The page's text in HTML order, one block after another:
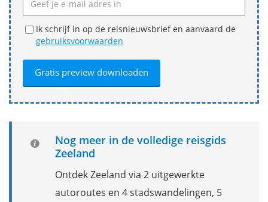
Ik schrijf in op de reisnieuwsbrief en aanvaard de
gebruiksvoorwaarden
Nog meer in de volledige reisgids
Zeeland
Ontdek Zeeland via 2 uitgewerkte
autoroutes en 4 stadswandelingen, 5